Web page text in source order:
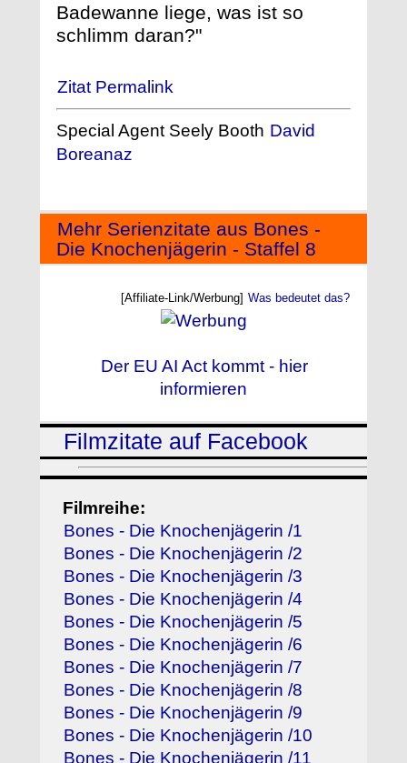
Badewanne liege, was ist so
schlimm daran?"
Zitat Permalink
Special Agent Seely Booth David
Boreanaz
Mehr Serienzitate aus Bones -
Die Knochenjägerin - Staffel 8
[Affiliate-Link/Werbung] Was bedeutet das?
Der EU AI Act kommt - hier
informieren
Filmzitate auf Facebook
Filmreihe:
Bones - Die Knochenjägerin /1
Bones - Die Knochenjägerin /2
Bones - Die Knochenjägerin /3
Bones - Die Knochenjägerin /4
Bones - Die Knochenjägerin /5
Bones - Die Knochenjägerin /6
Bones - Die Knochenjägerin /7
Bones - Die Knochenjägerin /8
Bones - Die Knochenjägerin /9
Bones - Die Knochenjägerin /10
Bones - Die Knochenjägerin /11